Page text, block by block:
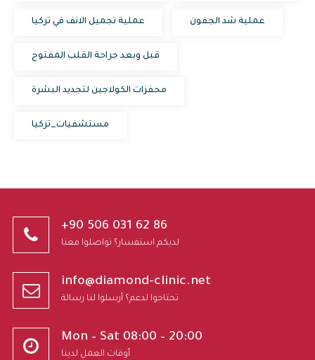
عملية تجميل الانف في تركيا عملية شد الجفون
قبل وبعد جراحة القلب المفتوح
محفزات الكولاجين لتجديد البشرة
مستشفيات_تركيا
+90 506 031 62 86
لديكم استفسار؟ تواصلوا معنا
info@diamond-clinic.net
تحتاجوا لدعم؟ أرسلوا لنا رسالة
Mon – Sat 08:00 – 20:00
أوقات العمل لدينا